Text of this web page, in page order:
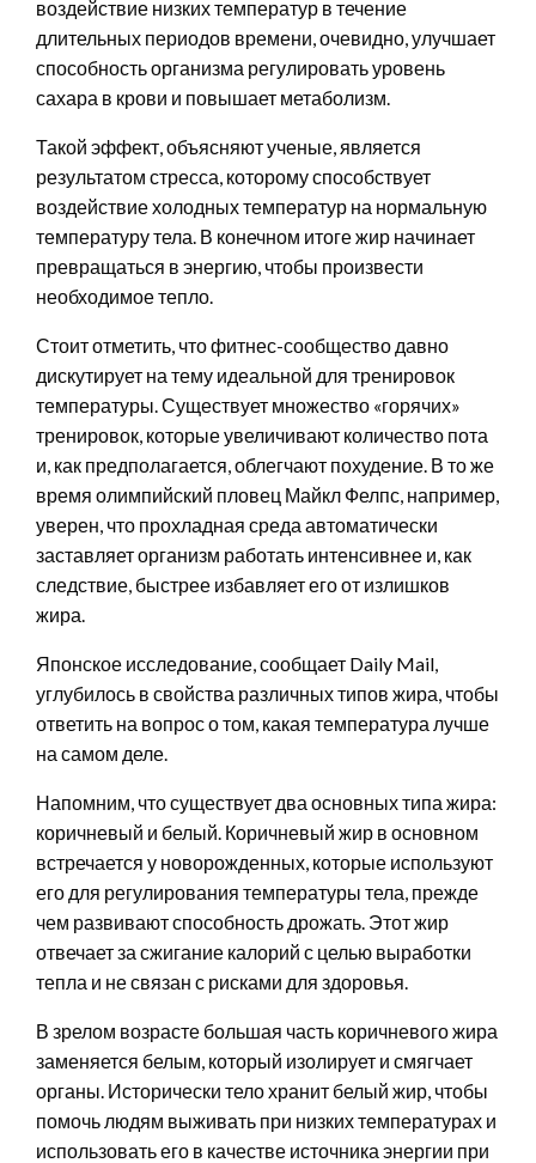
воздействие низких температур в течение
длительных периодов времени, очевидно, улучшает
способность организма регулировать уровень
сахара в крови и повышает метаболизм.
Такой эффект, объясняют ученые, является
результатом стресса, которому способствует
воздействие холодных температур на нормальную
температуру тела. В конечном итоге жир начинает
превращаться в энергию, чтобы произвести
необходимое тепло.
Стоит отметить, что фитнес-сообщество давно
дискутирует на тему идеальной для тренировок
температуры. Существует множество «горячих»
тренировок, которые увеличивают количество пота
и, как предполагается, облегчают похудение. В то же
время олимпийский пловец Майкл Фелпс, например,
уверен, что прохладная среда автоматически
заставляет организм работать интенсивнее и, как
следствие, быстрее избавляет его от излишков
жира.
Японское исследование, сообщает Daily Mail,
углубилось в свойства различных типов жира, чтобы
ответить на вопрос о том, какая температура лучше
на самом деле.
Напомним, что существует два основных типа жира:
коричневый и белый. Коричневый жир в основном
встречается у новорожденных, которые используют
его для регулирования температуры тела, прежде
чем развивают способность дрожать. Этот жир
отвечает за сжигание калорий с целью выработки
тепла и не связан с рисками для здоровья.
В зрелом возрасте большая часть коричневого жира
заменяется белым, который изолирует и смягчает
органы. Исторически тело хранит белый жир, чтобы
помочь людям выживать при низких температурах и
использовать его в качестве источника энергии при